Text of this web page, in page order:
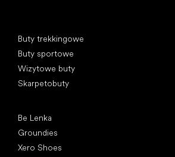
Buty trekkingowe
Buty sportowe
Wizytowe buty
Skarpetobuty
Be Lenka
Groundies
Xero Shoes